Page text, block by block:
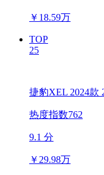
￥ 18.59万
TOP
25
捷豹XEL 2024款
热度指数762
9.1 分
￥ 29.98万